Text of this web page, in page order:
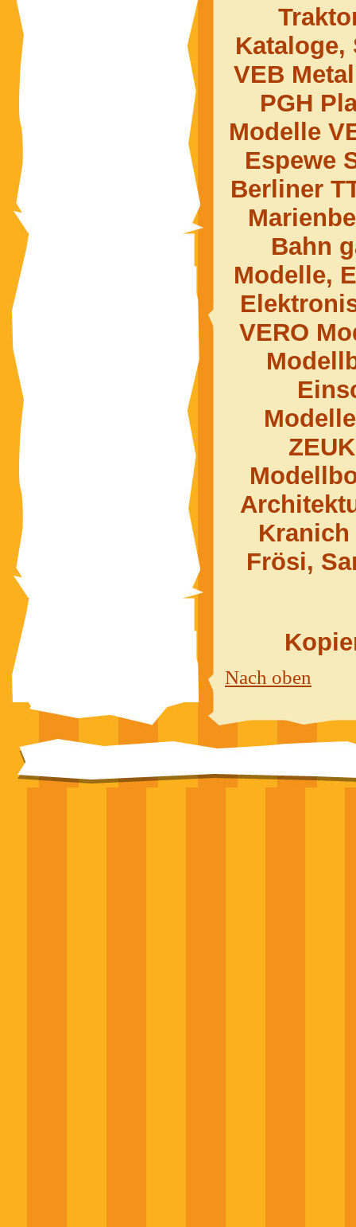
VEB
PGH
Modelle
Espewe
Berliner
Bahn
Modelle,
VERO
Kranich
Frösi,
Nach oben